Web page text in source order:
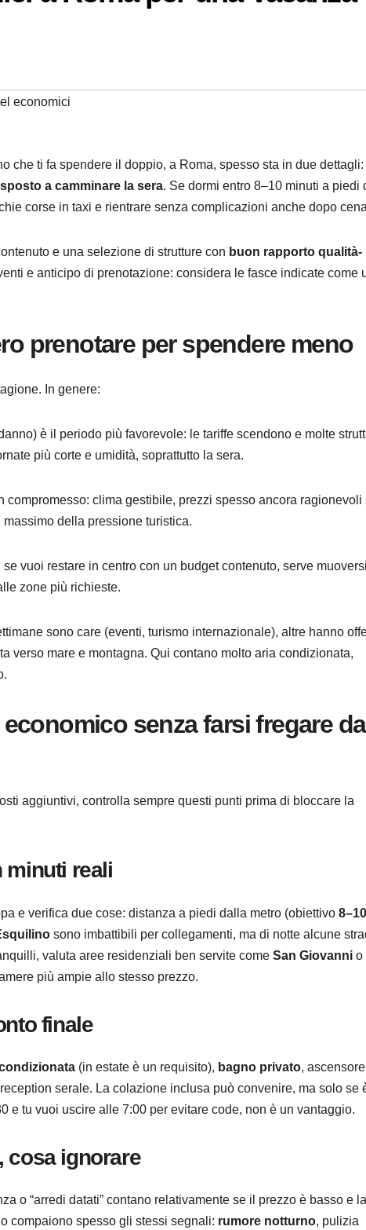
economici
che ti fa spendere il doppio, a Roma, spesso sta in due dettagli:
a camminare la sera. Se dormi entro 8–10 minuti a piedi
corse in taxi e rientrare senza complicazioni anche dopo
e una selezione di strutture con buon rapporto qualità-
e anticipo di prenotazione: considera le fasce indicate come
prenotare per spendere meno
In genere:
è il periodo più favorevole: le tariffe scendono e molte
più corte e umidità, soprattutto la sera.
compromesso: clima gestibile, prezzi spesso ancora ragionevoli
della pressione turistica.
vuoi restare in centro con un budget contenuto, serve muoversi
zone più richieste.
sono care (eventi, turismo internazionale), altre hanno
verso mare e montagna. Qui contano molto aria condizionata,
senza farsi fregare da
aggiuntivi, controlla sempre questi punti prima di bloccare la
minuti reali
e verifica due cose: distanza a piedi dalla metro (obiettivo 8–10
sono imbattibili per collegamenti, ma di notte alcune
valuta aree residenziali ben servite come San Giovanni o
più ampie allo stesso prezzo.
finale
(in estate è un requisito), bagno privato,
serale. La colazione inclusa può convenire, ma solo se
e tu vuoi uscire alle 7:00 per evitare code, non è un vantaggio.
cosa ignorare
o “arredi datati” contano relativamente se il prezzo è basso e la
compaiono spesso gli stessi segnali: rumore notturno, pulizia